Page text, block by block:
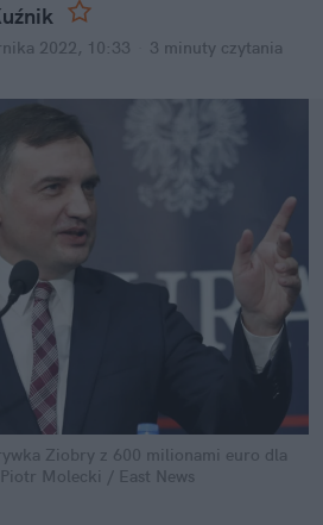
2022, 10:33 3 minuty czytania
Ziobry z 600 milionami euro dla
Molecki / East News